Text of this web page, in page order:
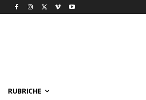
RUBRICHE